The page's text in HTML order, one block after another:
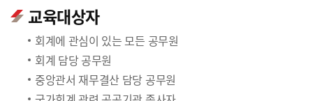
교육대상자
회계에 관심이 있는 모든 공무원
회계 담당 공무원
중앙관서 재무결산 담당 공무원